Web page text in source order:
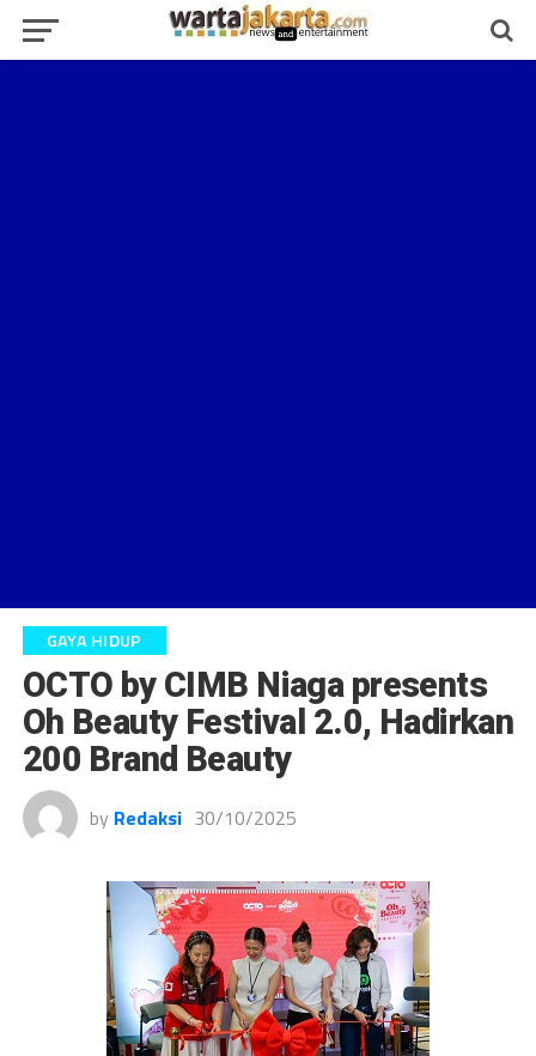
GAYA HIDUP
OCTO by CIMB Niaga presents
Oh Beauty Festival 2.0, Hadirkan
200 Brand Beauty
by Redaksi 30/10/2025